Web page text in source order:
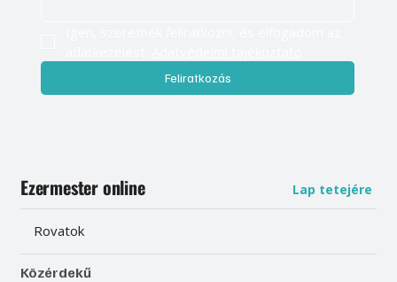
Feliratkozás
Ezermester online Lap tetejére
Rovatok
Közérdekű